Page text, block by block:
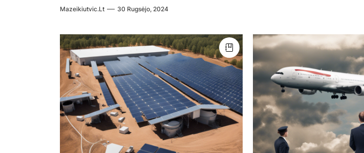
Mazeikiutvic.lt 30 Rugsėjo, 2024